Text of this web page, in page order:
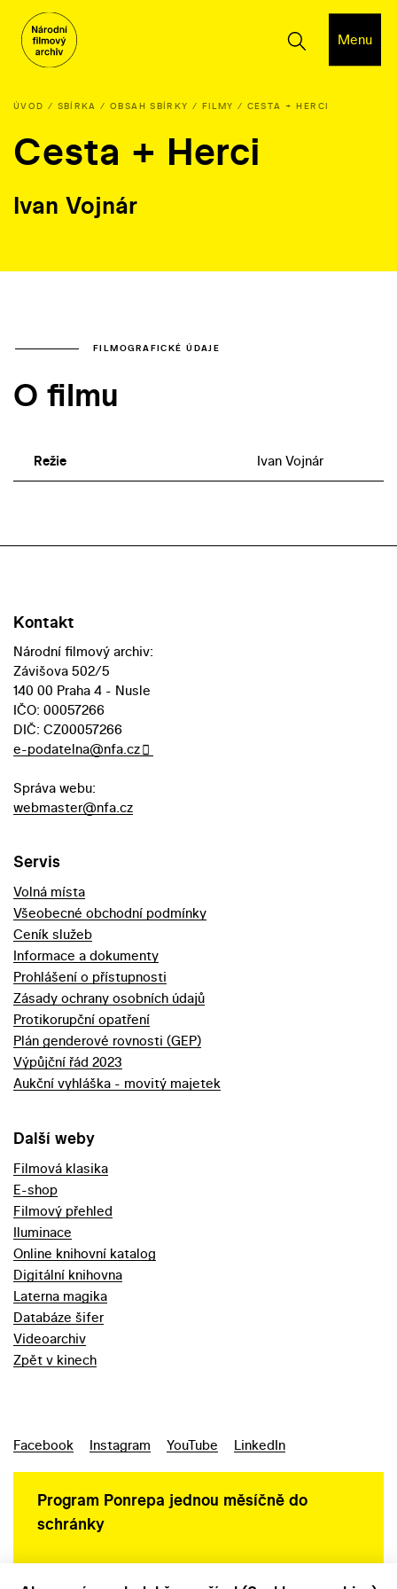
Menu
ÚVOD SBÍRKA OBSAH SBÍRKY FILMY CESTA + HERCI
Cesta + Herci
Ivan Vojnár
FILMOGRAFICKÉ ÚDAJE
O filmu
Režie Ivan Vojnár
Kontakt
Národní filmový archiv:
Závišova 502/5
140 00 Praha 4 - Nusle
IČO: 00057266
DIČ: CZ00057266
e-podatelna@nfa.cz
Správa webu:
webmaster@nfa.cz
Servis
Volná místa
Všeobecné obchodní podmínky
Ceník služeb
Informace a dokumenty
Prohlášení o přístupnosti
Zásady ochrany osobních údajů
Protikorupční opatření
Plán genderové rovnosti (GEP)
Výpůjční řád 2023
Aukční vyhláška - movitý majetek
Další weby
Filmová klasika
E-shop
Filmový přehled
Iluminace
Online knihovní katalog
Digitální knihovna
Laterna magika
Databáze šifer
Videoarchiv
Zpět v kinech
Facebook Instagram YouTube LinkedIn
Program Ponrepa jednou měsíčně do
schránky